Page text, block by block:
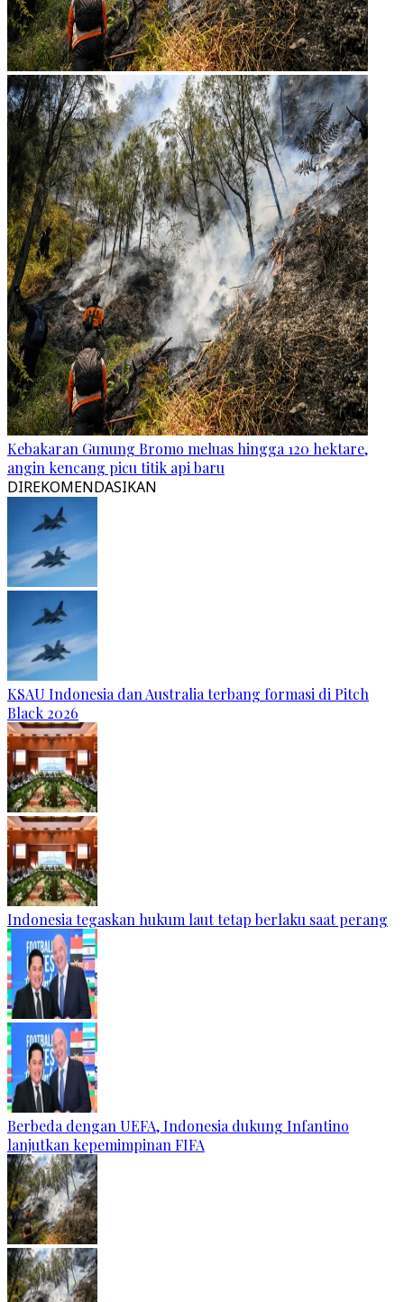
Kebakaran Gunung Bromo meluas hingga 120 hektare,
angin kencang picu titik api baru
DIREKOMENDASIKAN
KSAU Indonesia dan Australia terbang formasi di Pitch
Black 2026
Indonesia tegaskan hukum laut tetap berlaku saat perang
Berbeda dengan UEFA, Indonesia dukung Infantino
lanjutkan kepemimpinan FIFA